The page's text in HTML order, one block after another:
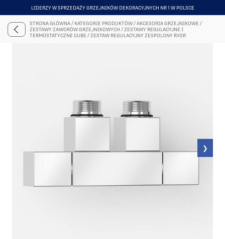
LIDERZY W SPRZEDAŻY GRZEJNIKÓW DEKORACYJNYCH NR 1 W POLSCE
ITEM
STRONA GŁÓWNA/ KATEGORIE PRODUKTÓW/AKCESORIA GRZEJNIKOWE /
ZESTAWY ZAWORÓW GRZEJNIKOWYCH /ZESTAWY REGULACYJNE I
TERMOSTATYCZNE CUBE /ZESTAW REGULACYJNY ZESPOLONY RX5R
❯